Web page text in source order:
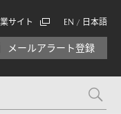
サイト EN / 日本語
メールアラート登録